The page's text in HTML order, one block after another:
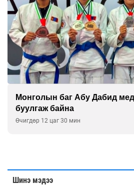
Монголын баг Абу Дабид
буулгаж байна
Өчигдөр 12 цаг 30 мин
Шинэ мэдээ